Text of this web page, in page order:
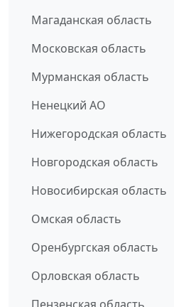
Магаданская область
Московская область
Мурманская область
Ненецкий АО
Нижегородская область
Новгородская область
Новосибирская область
Омская область
Оренбургская область
Орловская область